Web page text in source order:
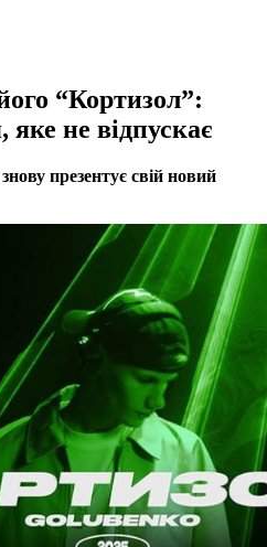
“Кортизол”:
яке не відпускає
презентує свій новий